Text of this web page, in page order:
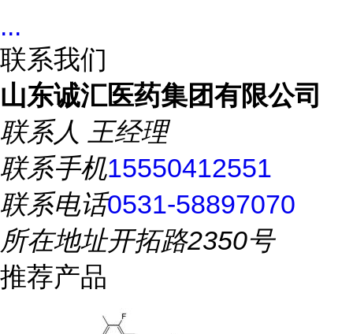
...
联系我们
山东诚汇医药集团有限公司
联系人 王经理
联系手机15550412551
联系电话0531-58897070
所在地址开拓路2350号
推荐产品